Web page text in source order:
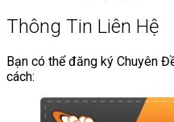
Thông Tin Liên Hệ
Bạn có thể đăng ký Chuyên
cách: